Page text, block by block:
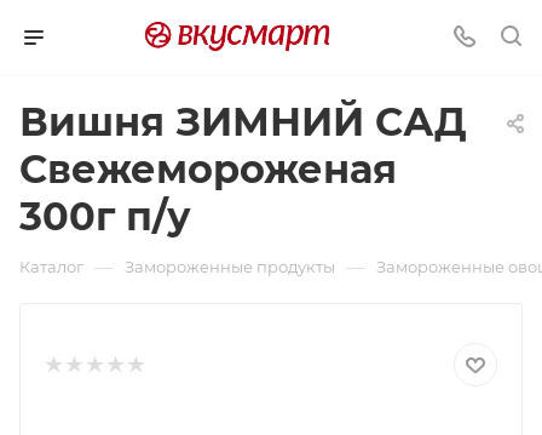
Вишня ЗИМНИЙ САД
Свежемороженая
300г п/у
Каталог — Замороженные продукты — Замороженные